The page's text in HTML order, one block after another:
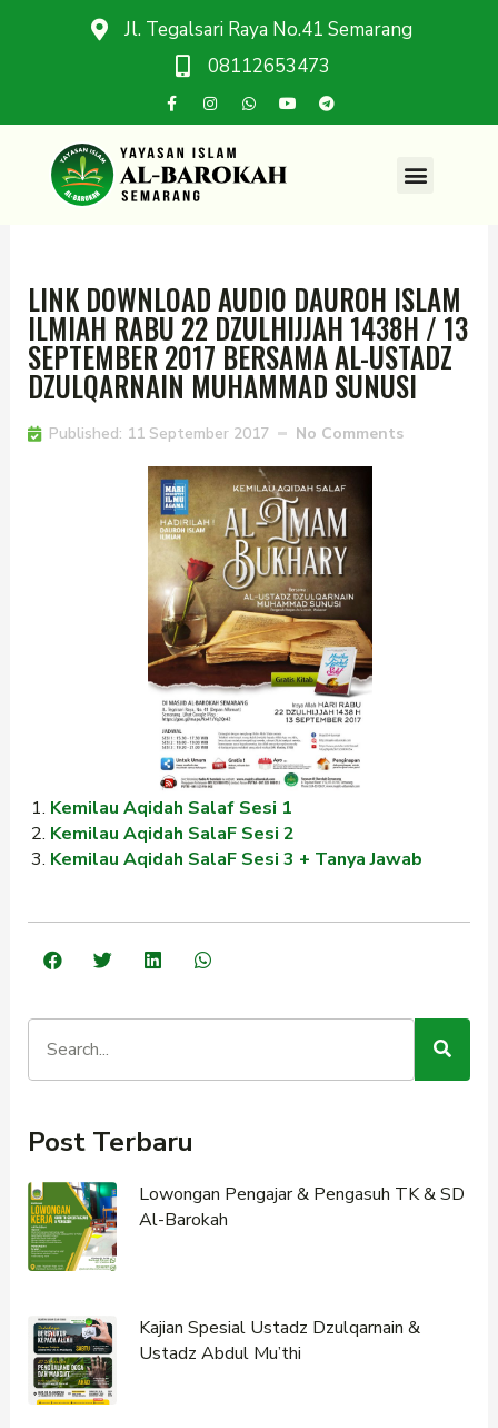
Jl. Tegalsari Raya No.41 Semarang
08112653473
LINK DOWNLOAD AUDIO DAUROH ISLAM
ILMIAH RABU 22 DZULHIJJAH 1438H / 13
SEPTEMBER 2017 BERSAMA AL-USTADZ
DZULQARNAIN MUHAMMAD SUNUSI
Published: 11 September 2017 No Comments
Kemilau Aqidah Salaf Sesi 1
Kemilau Aqidah SalaF Sesi 2
Kemilau Aqidah SalaF Sesi 3 + Tanya Jawab
Post Terbaru
Lowongan Pengajar & Pengasuh TK & SD
Al-Barokah
Kajian Spesial Ustadz Dzulqarnain &
Ustadz Abdul Mu’thi